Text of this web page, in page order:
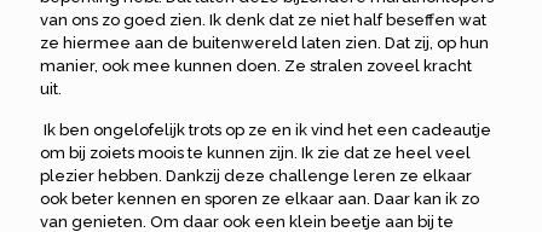
van ons zo goed zien. Ik denk dat ze niet half beseffen wat
ze hiermee aan de buitenwereld laten zien. Dat zij, op hun
manier, ook mee kunnen doen. Ze stralen zoveel kracht
uit.
Ik ben ongelofelijk trots op ze en ik vind het een cadeautje
om bij zoiets moois te kunnen zijn. Ik zie dat ze heel veel
plezier hebben. Dankzij deze challenge leren ze elkaar
ook beter kennen en sporen ze elkaar aan. Daar kan ik zo
van genieten. Om daar ook een klein beetje aan bij te